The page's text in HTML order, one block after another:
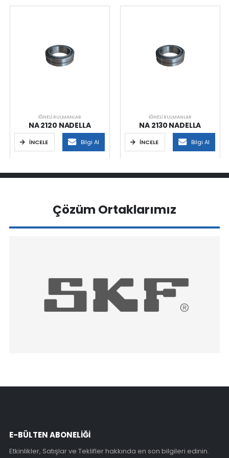
İĞNELI RULMANLAR
NA 2120 NADELLA
İNCELE Bilgi Al
İĞNELI RULMANLAR
NA 2130 NADELLA
İNCELE Bilgi Al
Çözüm Ortaklarımız
E-BÜLTEN ABONELİĞİ
Etkinlikler, Satışlar ve Teklifler hakkında en son bilgileri edinin.